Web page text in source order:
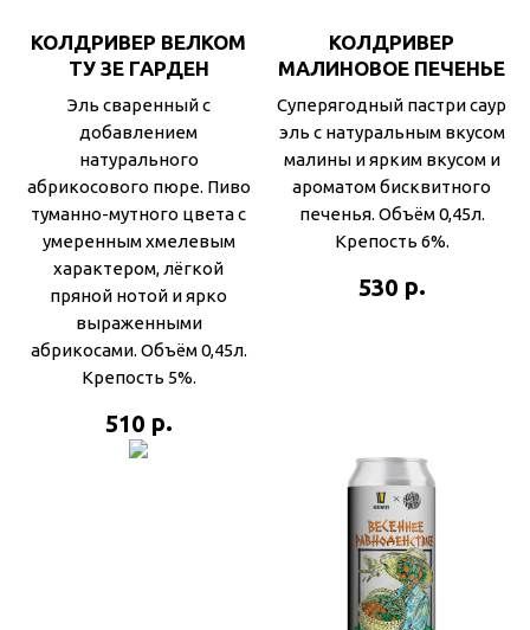
КОЛДРИВЕР ВЕЛКОМ
ТУ ЗЕ ГАРДЕН
Эль сваренный с
добавлением
натурального
абрикосового пюре. Пиво
туманно-мутного цвета с
умеренным хмелевым
характером, лёгкой
пряной нотой и ярко
выраженными
абрикосами. Объём 0,45л.
Крепость 5%.
510 р.
КОЛДРИВЕР
МАЛИНОВОЕ ПЕЧЕНЬЕ
Суперягодный пастри саур
эль с натуральным вкусом
малины и ярким вкусом и
ароматом бисквитного
печенья. Объём 0,45л.
Крепость 6%.
530 р.